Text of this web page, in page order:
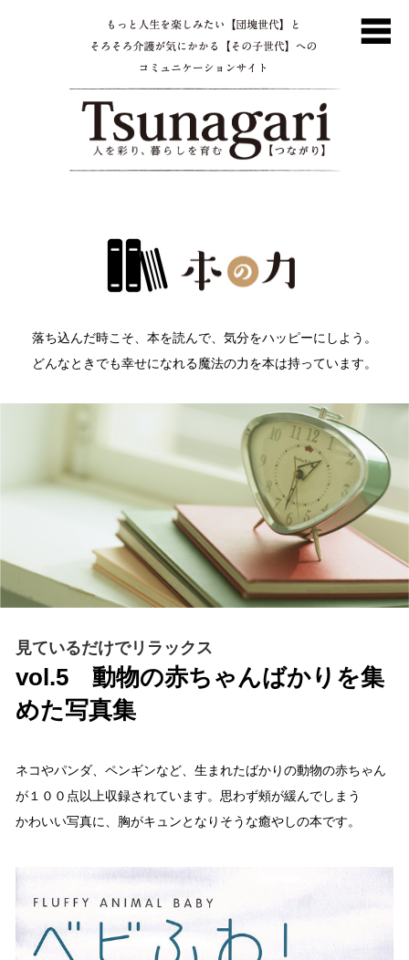
落ち込んだ時こそ、本を読んで、気分をハッピーにしよう。
どんなときでも幸せになれる魔法の力を本は持っています。
見ているだけでリラックス
vol.5 動物の赤ちゃんばかりを集
めた写真集
ネコやパンダ、ペンギンなど、生まれたばかりの動物の赤ちゃん
が１００点以上収録されています。思わず頰が緩んでしまう
かわいい写真に、胸がキュンとなりそうな癒やしの本です。